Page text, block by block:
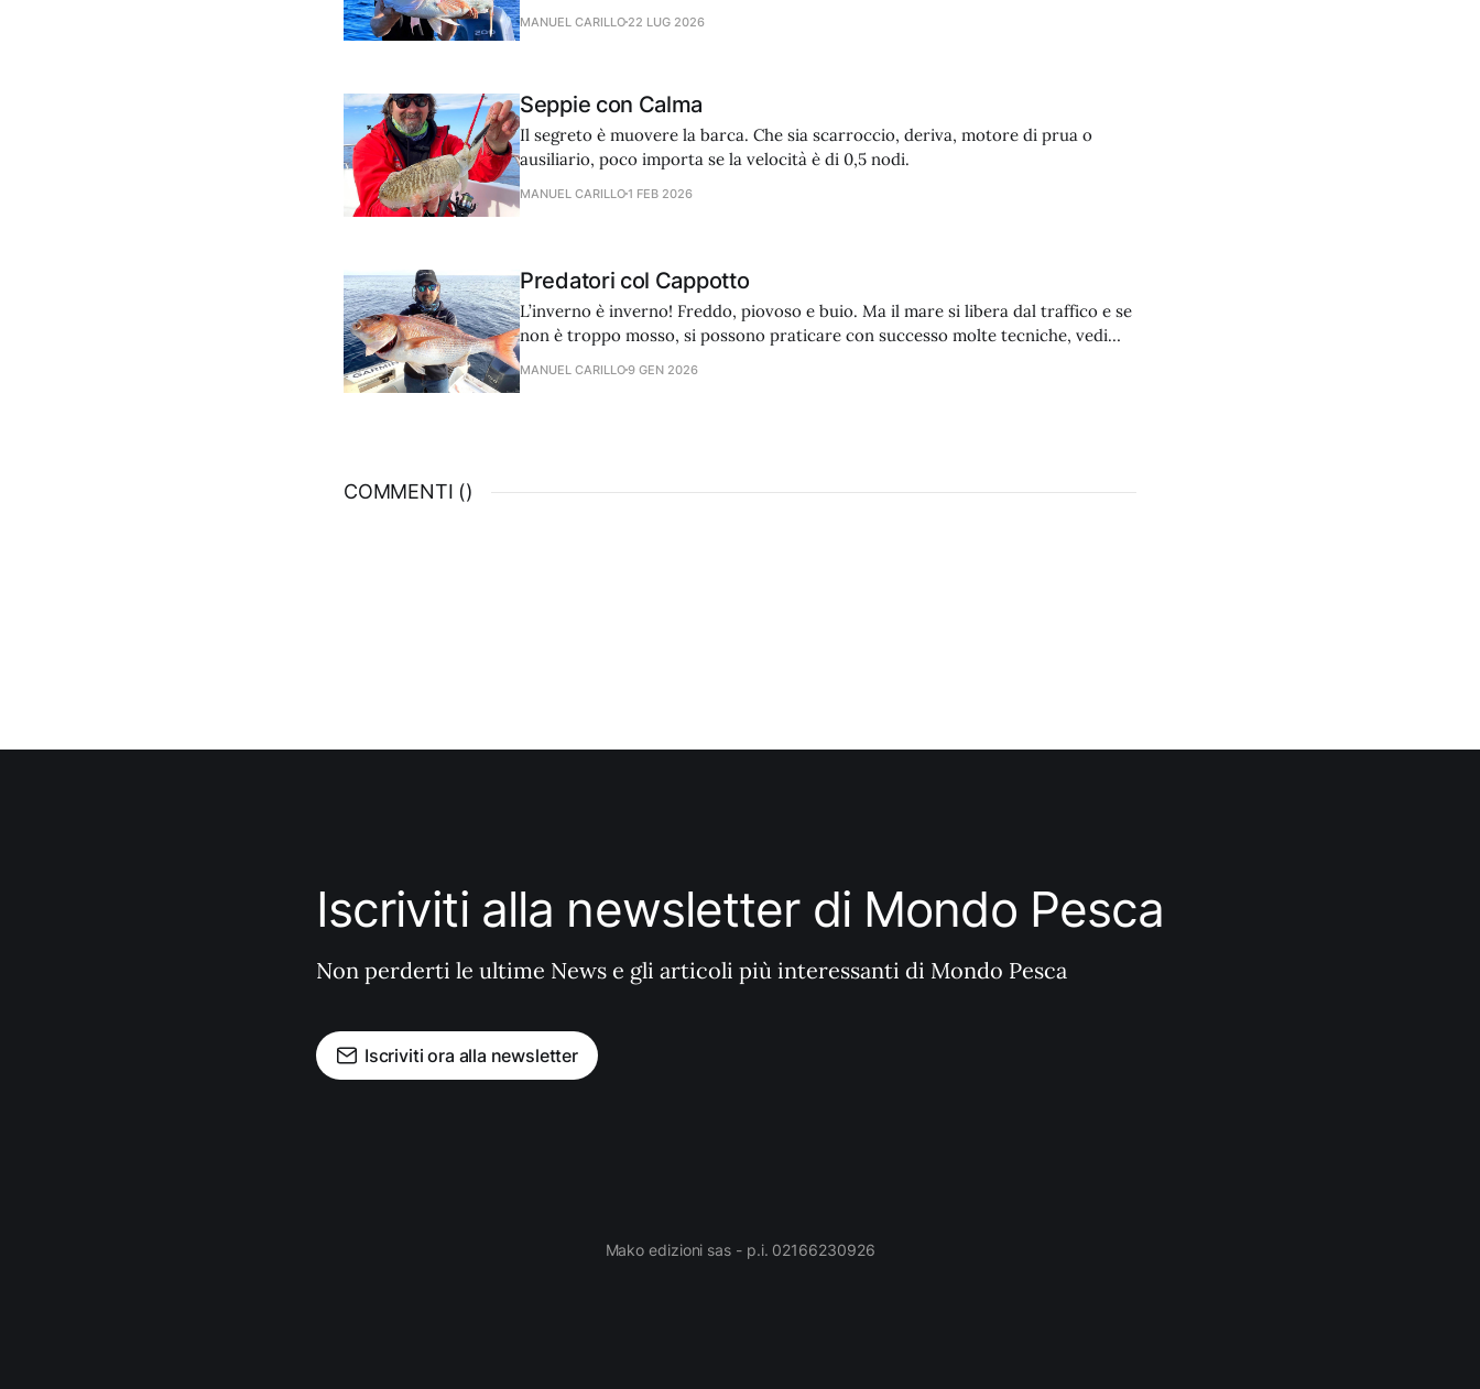
privilegiata quindi la dotazione ideale prevede entrambe le soluzioni.
MANUEL CARILLO 22 LUG 2026
Seppie con Calma
Il segreto è muovere la barca. Che sia scarroccio, deriva, motore di prua o
ausiliario, poco importa se la velocità è di 0,5 nodi.
MANUEL CARILLO1 FEB 2026
Predatori col Cappotto
L’inverno è inverno! Freddo, piovoso e buio. Ma il mare si libera dal traffico e se
non è troppo mosso, si possono praticare con successo molte tecniche, vedi
MANUEL CARILLO9 GEN 2026
COMMENTI ()
Iscriviti alla newsletter di Mondo Pesca
Non perderti le ultime News e gli articoli più interessanti di Mondo Pesca
Iscriviti ora alla newsletter
Mako edizioni sas - p.i. 02166230926